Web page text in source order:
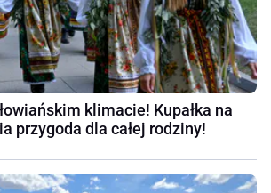
klimacie! Kupałka na
przygoda dla całej rodziny!